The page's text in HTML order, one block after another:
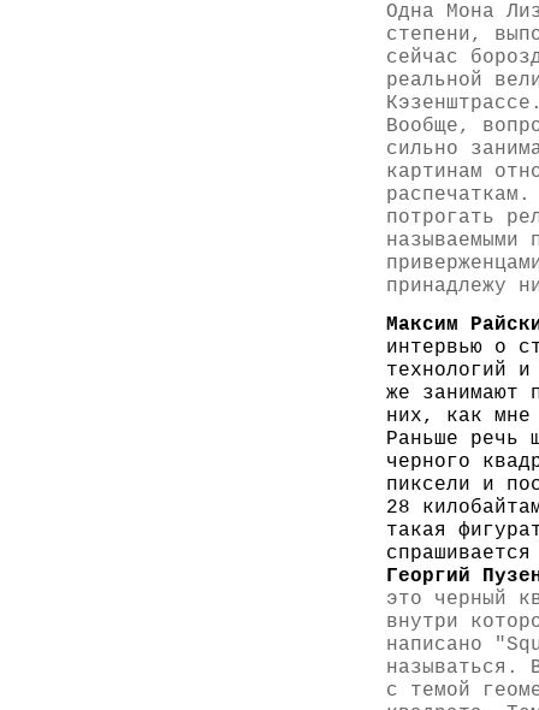
Одна Мона
степени,
сейчас
реальной
Вообще,
сильно
картинам
потрогать
называемыми
принадлежу
Максим
интервью о
технологий
же занимают
них, как мне
Раньше речь
черного
пиксели и
28
такая
Георгий
это черный
внутри
написано
называться.
с темой